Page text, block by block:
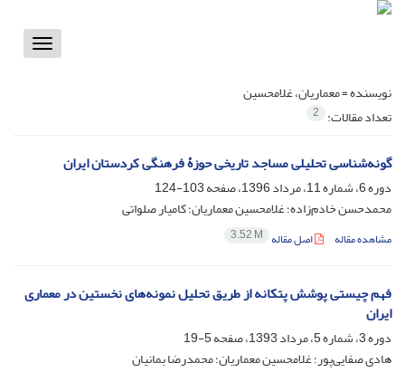
Toggle
نویسنده =معماریان، غلامحسین
تعداد مقالات: 2
گونه‌شناسی تحلیلی مساجد تاریخی حوزۀ فرهنگی کردستان ایران
دوره 6، شماره 11، مرداد 1396، صفحه
103-124
محمدحسن خادم‌زاده؛ غلامحسین معماریان؛ کامیار صلواتی
مشاهده مقاله اصل مقاله 3.52 M
فهم چیستی پوشش پتکانه از طریق تحلیل نمونه‌های نخستین در معماری
ایران
دوره 3، شماره 5، مرداد 1393، صفحه
5-19
هادی صفایی‌پور؛ غلامحسین معماریان؛ محمدرضا بمانیان